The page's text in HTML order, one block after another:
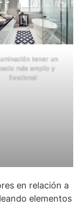
tener un
más amplio y
funcional
en relación a
elementos